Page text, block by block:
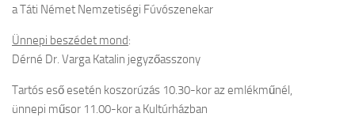
a Táti Német Nemzetiségi Fúvószenekar
Ünnepi beszédet mond:
Dérné Dr. Varga Katalin jegyzőasszony
Tartós eső esetén koszorúzás 10.30-kor az emlékműnél,
ünnepi műsor 11.00-kor a Kultúrházban